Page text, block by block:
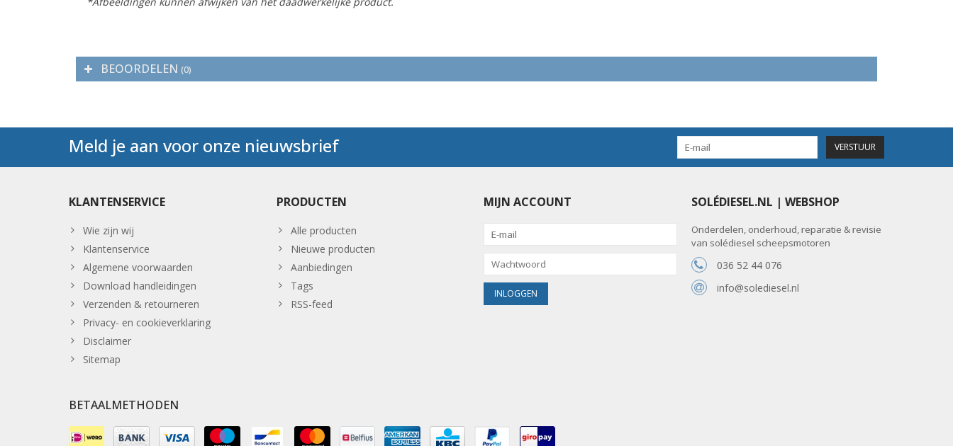
BEOORDELEN (0)
Meld je aan voor onze nieuwsbrief VERSTUUR
KLANTENSERVICE
Wie zijn wij
Klantenservice
Algemene voorwaarden
Download handleidingen
Verzenden & retourneren
Privacy- en cookieverklaring
Disclaimer
Sitemap
PRODUCTEN
Alle producten
Nieuwe producten
Aanbiedingen
Tags
RSS-feed
MIJN ACCOUNT SOLÉDIESEL.NL | WEBSHOP
Onderdelen, onderhoud, reparatie & revisie
van solédiesel scheepsmotoren
036 52 44 076
info@solediesel.nl
BETAALMETHODEN